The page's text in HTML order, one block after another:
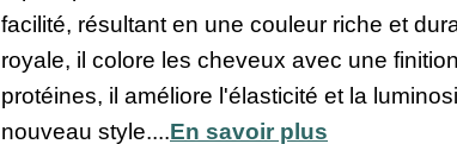
facilité, résultant en une couleur riche et
royale, il colore les cheveux avec une
protéines, il améliore l'élasticité et la
nouveau style....En savoir plus